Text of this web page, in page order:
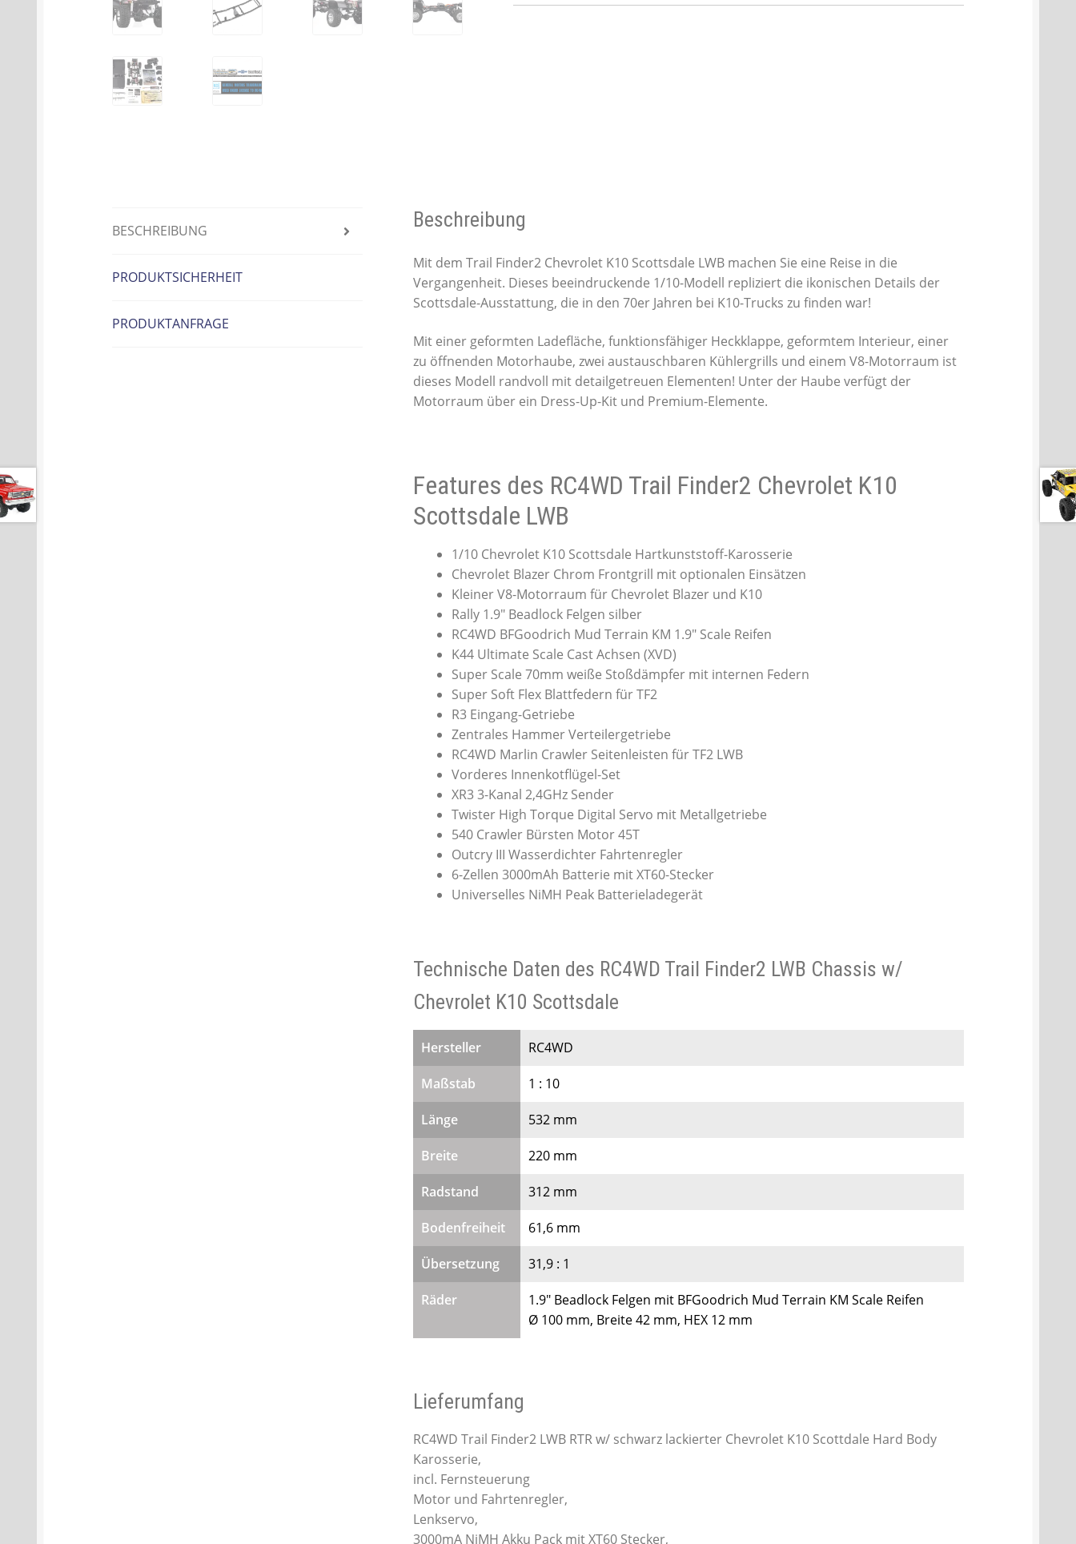
BESCHREIBUNG
PRODUKTSICHERHEIT
PRODUKTANFRAGE
Beschreibung
Mit dem Trail Finder2 Chevrolet K10 Scottsdale LWB machen Sie eine Reise in die
Vergangenheit. Dieses beeindruckende 1/10-Modell repliziert die ikonischen Details der
Scottsdale-Ausstattung, die in den 70er Jahren bei K10-Trucks zu finden war!
Mit einer geformten Ladefläche, funktionsfähiger Heckklappe, geformtem Interieur, einer
zu öffnenden Motorhaube, zwei austauschbaren Kühlergrills und einem V8-Motorraum ist
dieses Modell randvoll mit detailgetreuen Elementen! Unter der Haube verfügt der
Motorraum über ein Dress-Up-Kit und Premium-Elemente.
Features des RC4WD Trail Finder2 Chevrolet K10
Scottsdale LWB
1/10 Chevrolet K10 Scottsdale Hartkunststoff-Karosserie
Chevrolet Blazer Chrom Frontgrill mit optionalen Einsätzen
Kleiner V8-Motorraum für Chevrolet Blazer und K10
Rally 1.9″ Beadlock Felgen silber
RC4WD BFGoodrich Mud Terrain KM 1.9″ Scale Reifen
K44 Ultimate Scale Cast Achsen (XVD)
Super Scale 70mm weiße Stoßdämpfer mit internen Federn
Super Soft Flex Blattfedern für TF2
R3 Eingang-Getriebe
Zentrales Hammer Verteilergetriebe
RC4WD Marlin Crawler Seitenleisten für TF2 LWB
Vorderes Innenkotflügel-Set
XR3 3-Kanal 2,4GHz Sender
Twister High Torque Digital Servo mit Metallgetriebe
540 Crawler Bürsten Motor 45T
Outcry III Wasserdichter Fahrtenregler
6-Zellen 3000mAh Batterie mit XT60-Stecker
Universelles NiMH Peak Batterieladegerät
Technische Daten des RC4WD Trail Finder2 LWB Chassis w/
Chevrolet K10 Scottsdale
Hersteller RC4WD
Maßstab 1 : 10
Länge 532 mm
Breite 220 mm
Radstand 312 mm
Bodenfreiheit 61,6 mm
Übersetzung 31,9 : 1
Räder
1.9″ Beadlock Felgen mit BFGoodrich Mud Terrain KM Scale Reifen
Ø 100 mm, Breite 42 mm, HEX 12 mm
Lieferumfang
RC4WD Trail Finder2 LWB RTR w/ schwarz lackierter Chevrolet K10 Scottdale Hard Body
Karosserie,
incl. Fernsteuerung
Motor und Fahrtenregler,
Lenkservo,
3000mA NiMH Akku Pack mit XT60 Stecker,